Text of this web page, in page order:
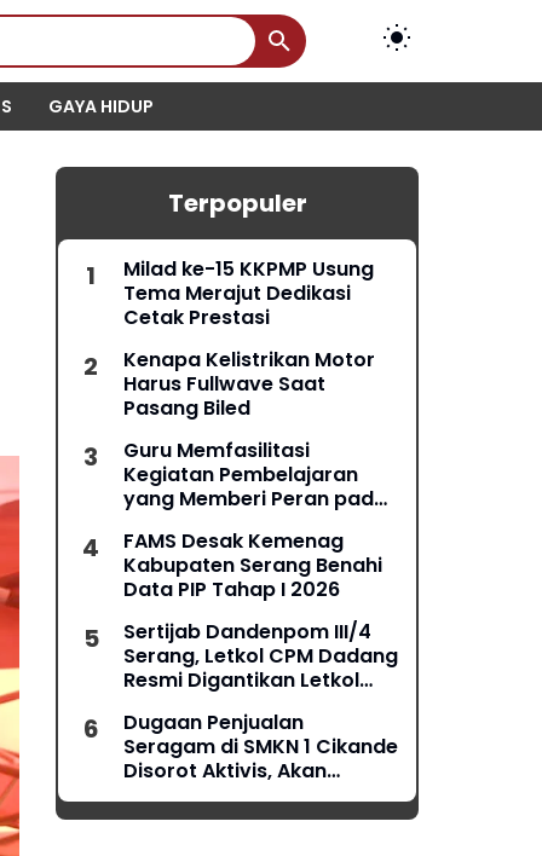
GAYA HIDUP
Terpopuler
Milad ke-15 KKPMP Usung
Tema Merajut Dedikasi
Cetak Prestasi
Kenapa Kelistrikan Motor
Harus Fullwave Saat
Pasang Biled
Guru Memfasilitasi
Kegiatan Pembelajaran
yang Memberi Peran pada
FAMS Desak Kemenag
Kabupaten Serang Benahi
Data PIP Tahap I 2026
Sertijab Dandenpom III/4
Serang, Letkol CPM Dadang
Resmi Digantikan Letkol
Dugaan Penjualan
Seragam di SMKN 1 Cikande
Disorot Aktivis, Akan
Dilaporkan ke Ombudsman